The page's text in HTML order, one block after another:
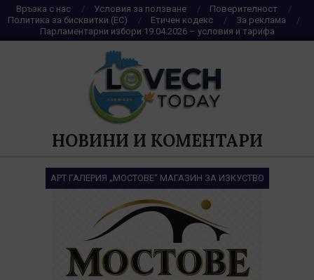
Skip
to
content
Връзка с нас Условия за ползване
Поверителност
Политика за бисквитки (ЕС)
Етичен кодекс
За реклама
Парламентарни избори 19.04.2026 – условия и тарифа
НОВИНИ И КОМЕНТАРИ
АРТ ГАЛЕРИЯ „МОСТОВЕ“ МАГАЗИН ЗА ИЗКУСТВО